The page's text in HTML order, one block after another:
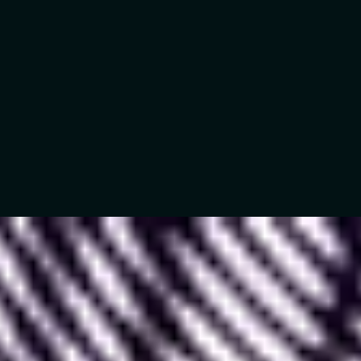
Lorsque l’on parle de prototype Figma, on fait
allusion à la fonctionnalité de présentation
proposée par Figma.